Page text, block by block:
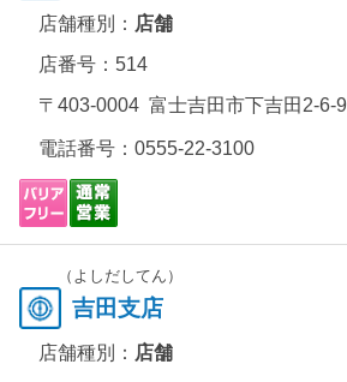
店舗種別： 店舗
店番号：514
〒403-0004 富士吉田市下吉田2-6-9
電話番号： 0555-22-3100
（よしだしてん）
吉田支店
店舗種別： 店舗